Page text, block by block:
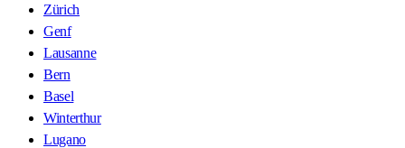
Zürich
Genf
Lausanne
Bern
Basel
Winterthur
Lugano